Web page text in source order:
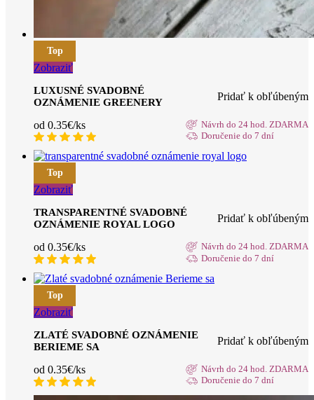
Top
Zobraziť
LUXUSNÉ SVADOBNÉ
OZNÁMENIE GREENERY
Pridať k obľúbeným
od 0.35€/ks
Návrh do 24 hod. ZDARMA
Doručenie do 7 dní
Top
Zobraziť
TRANSPARENTNÉ SVADOBNÉ
OZNÁMENIE ROYAL LOGO
Pridať k obľúbeným
od 0.35€/ks
Návrh do 24 hod. ZDARMA
Doručenie do 7 dní
Top
Zobraziť
ZLATÉ SVADOBNÉ OZNÁMENIE
BERIEME SA
Pridať k obľúbeným
od 0.35€/ks
Návrh do 24 hod. ZDARMA
Doručenie do 7 dní